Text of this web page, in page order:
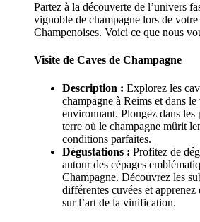
Partez à la découverte de l’univers
vignoble de champagne lors de
Champenoises. Voici ce que nous
Visite de Caves de Champagne
Description : Explorez les
champagne à Reims et dans
environnant. Plongez dans les
terre où le champagne mûrit
conditions parfaites.
Dégustations : Profitez de
autour des cépages
Champagne. Découvrez les
différentes cuvées et apprenez
sur l’art de la vinification.